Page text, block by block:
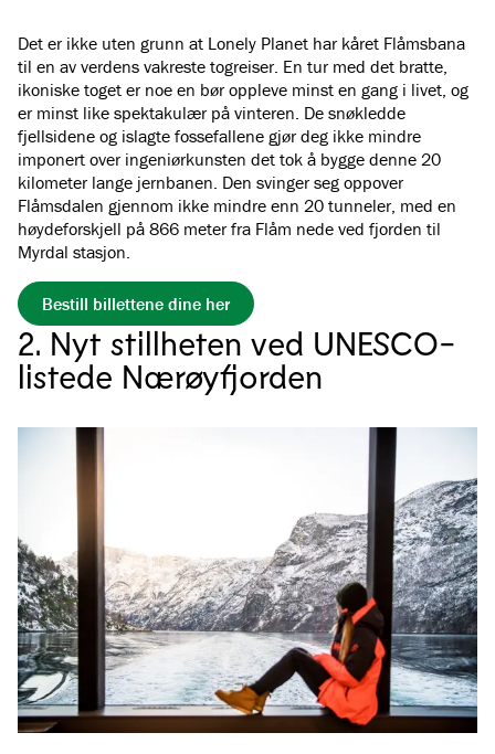
Det er ikke uten grunn at Lonely Planet har kåret Flåmsbana
til en av verdens vakreste togreiser. En tur med det bratte,
ikoniske toget er noe en bør oppleve minst en gang i livet, og
er minst like spektakulær på vinteren. De snøkledde
fjellsidene og islagte fossefallene gjør deg ikke mindre
imponert over ingeniørkunsten det tok å bygge denne 20
kilometer lange jernbanen. Den svinger seg oppover
Flåmsdalen gjennom ikke mindre enn 20 tunneler, med en
høydeforskjell på 866 meter fra Flåm nede ved fjorden til
Myrdal stasjon.
Bestill billettene dine her
2. Nyt stillheten ved UNESCO-
listede Nærøyfjorden